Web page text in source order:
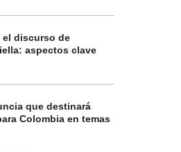
el discurso de
aspectos clave
que destinará
Colombia en temas